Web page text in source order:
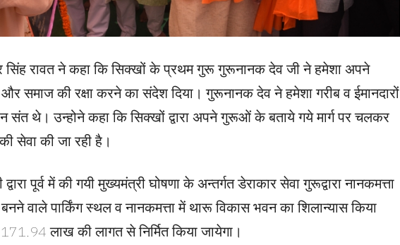
सिंह रावत ने कहा कि सिक्खों के प्रथम गुरू गुरूनानक देव जी ने हमेशा अपने
और समाज की रक्षा करने का संदेश दिया। गुरूनानक देव ने हमेशा गरीब व ईमानदारों
संत थे। उन्होने कहा कि सिक्खों द्वारा अपने गुरूओं के बताये गये मार्ग पर चलकर
सेवा की जा रही है।
पूर्व में की गयी मुख्यमंत्री घोषणा के अन्तर्गत डेराकार सेवा गुरूद्वारा नानकमत्ता
वाले पार्किंग स्थल व नानकमत्ता में थारू विकास भवन का शिलान्यास किया
लाख की लागत से निर्मित किया जायेगा।